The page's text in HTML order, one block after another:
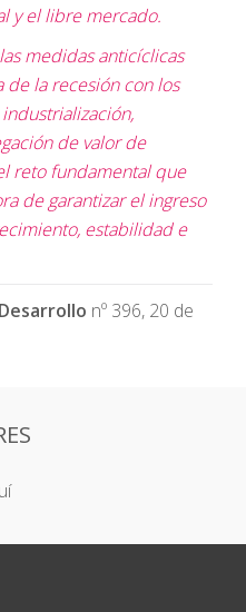
y el libre mercado.
medidas anticíclicas
de la recesión con los
de valor de
reto fundamental que
de garantizar el ingreso
estabilidad e
nº 396, 20 de